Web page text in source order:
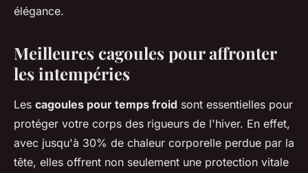
élégance.
Meilleures cagoules pour affronter
les intempéries
Les cagoules pour temps froid sont essentielles pour
protéger votre corps des rigueurs de l'hiver. En effet,
avec jusqu'à 30% de chaleur corporelle perdue par la
tête, elles offrent non seulement une protection vitale